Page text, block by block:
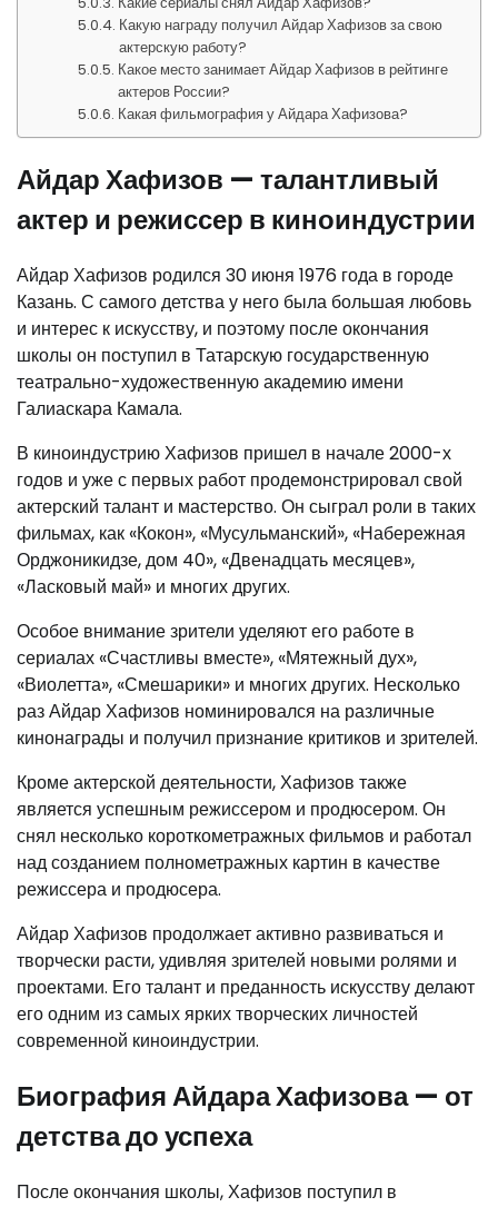
Какую награду получил Айдар Хафизов за свою
актерскую работу?
Какое место занимает Айдар Хафизов в рейтинге
актеров России?
Какая фильмография у Айдара Хафизова?
Айдар Хафизов — талантливый
актер и режиссер в киноиндустрии
Айдар Хафизов родился 30 июня 1976 года в городе
Казань. С самого детства у него была большая любовь
и интерес к искусству, и поэтому после окончания
школы он поступил в Татарскую государственную
театрально-художественную академию имени
Галиаскара Камала.
В киноиндустрию Хафизов пришел в начале 2000-х
годов и уже с первых работ продемонстрировал свой
актерский талант и мастерство. Он сыграл роли в таких
фильмах, как «Кокон», «Мусульманский», «Набережная
Орджоникидзе, дом 40», «Двенадцать месяцев»,
«Ласковый май» и многих других.
Особое внимание зрители уделяют его работе в
сериалах «Счастливы вместе», «Мятежный дух»,
«Виолетта», «Смешарики» и многих других. Несколько
раз Айдар Хафизов номинировался на различные
кинонаграды и получил признание критиков и зрителей.
Кроме актерской деятельности, Хафизов также
является успешным режиссером и продюсером. Он
снял несколько короткометражных фильмов и работал
над созданием полнометражных картин в качестве
режиссера и продюсера.
Айдар Хафизов продолжает активно развиваться и
творчески расти, удивляя зрителей новыми ролями и
проектами. Его талант и преданность искусству делают
его одним из самых ярких творческих личностей
современной киноиндустрии.
Биография Айдара Хафизова — от
детства до успеха
После окончания школы, Хафизов поступил в